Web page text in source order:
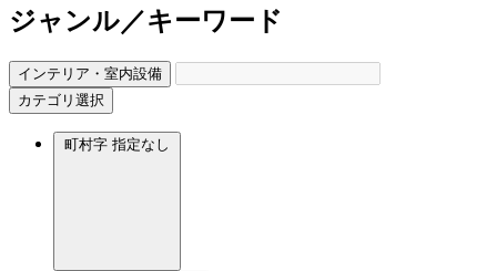
ジャンル／キーワード
インテリア・室内設備
カテゴリ選択
町村字 指定なし